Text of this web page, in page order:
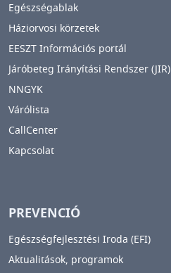
Egészségablak
Háziorvosi körzetek
EESZT Információs portál
Járóbeteg Irányítási Rendszer (JIR)
NNGYK
Várólista
CallCenter
Kapcsolat
PREVENCIÓ
Egészségfejlesztési Iroda (EFI)
Aktualitások, programok